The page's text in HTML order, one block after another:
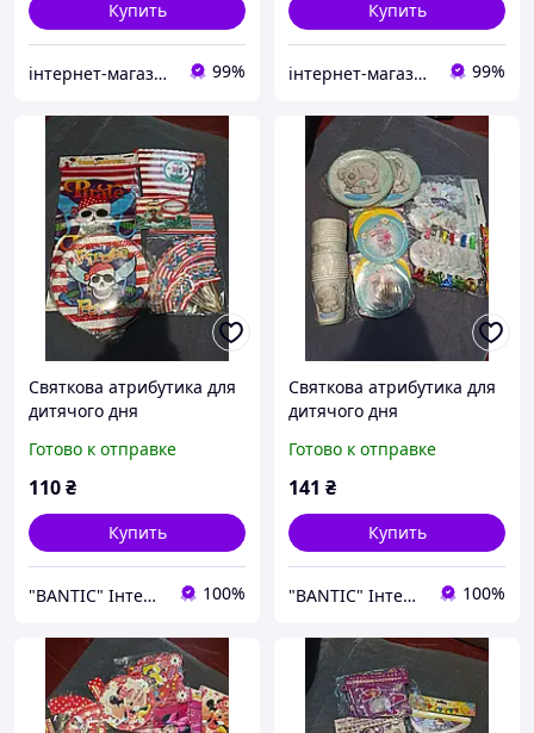
Купить
інтернет-магазин Теремок 99%
Купить
інтернет-магазин Теремок 99%
Святкова атрибутика для
дитячого дня
Pirate
Готово к отправке
110₴
Купить
"BANTIC" Інтернет магазин 100%
Святкова атрибутика для
дитячого дня
Teddy
Готово к отправке
141 ₴
Купить
"BANTIC" Інтернет магазин 100%